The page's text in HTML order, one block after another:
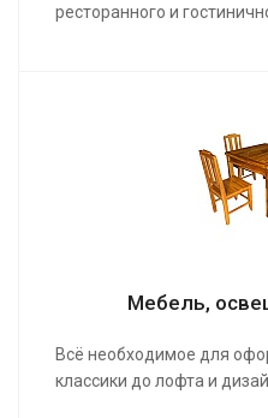
ресторанного и
Мебель,
Всё необходимое для
классики до лофта и